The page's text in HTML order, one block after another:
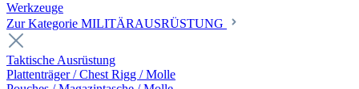
Werkzeuge
Zur Kategorie MILITÄRAUSRÜSTUNG
Taktische Ausrüstung
Plattenträger / Chest Rigg / Molle